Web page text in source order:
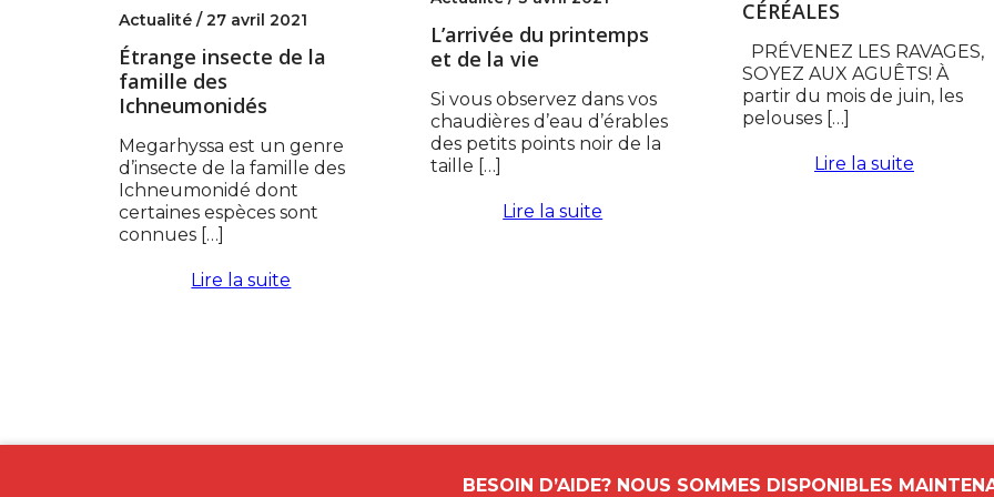
Actualité /27 avril 2021
Étrange insecte de la
famille des
Ichneumonidés
Megarhyssa est un genre
d’insecte de la famille des
Ichneumonidé dont
certaines espèces sont
connues […]
Lire la suite
L’arrivée du printemps
et de la vie
Si vous observez dans vos
chaudières d’eau d’érables
des petits points noir de la
taille […]
Lire la suite
CÉRÉALES
PRÉVENEZ LES RAVAGES,
SOYEZ AUX AGUÊTS! À
partir du mois de juin, les
pelouses […]
Lire la suite
BESOIN D’AIDE? NOUS SOMMES DISPONIBLES